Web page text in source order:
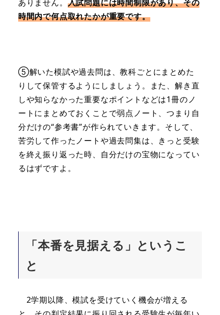
ありません。 入試問題には時間制限があり、その
時間内で何点取れたかが重要です。
⑤解いた模試や過去問は、教科ごとにまとめた
りして保管するようにしましょう。また、解き直
しや知らなかった重要なポイントなどは1冊のノ
ートにまとめておくことで弱点ノート、つまり自
分だけの“参考書”が作られていきます。そして、
苦労して作ったノートや過去問集は、きっと受験
を終え振り返った時、自分だけの宝物になってい
るはずですよ。
「本番を見据える」というこ
と
2学期以降、模試を受けていく機会が増える